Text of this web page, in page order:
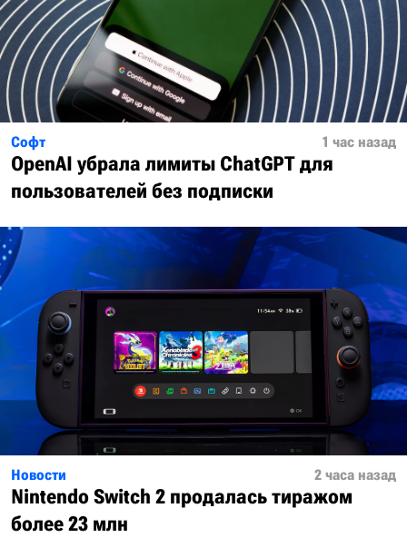
Софт 1 час назад
OpenAI убрала лимиты ChatGPT для
пользователей без подписки
Новости 2 часа назад
Nintendo Switch 2 продалась тиражом
более 23 млн